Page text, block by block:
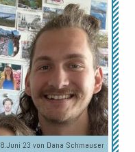
Player
8.Juni 23 von Dana Schmauser